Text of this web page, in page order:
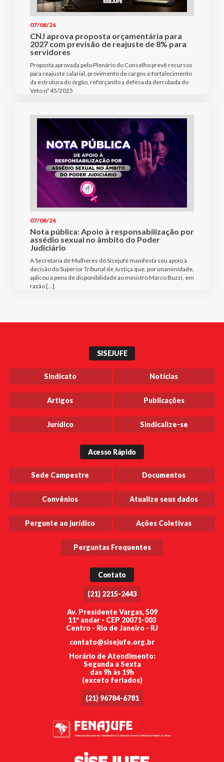
07/08/26
CNJ aprova proposta orçamentária para
2027 com previsão de reajuste de 8% para
servidores
Proposta aprovada pelo Plenário do Conselho prevê recursos
para reajuste salarial, provimento de cargos e fortalecimento
da estrutura do órgão, reforçando a defesa da derrubada do
Veto nº 45/2025
07/08/26
Nota pública: Apoio à responsabilização por
assédio sexual no âmbito do Poder
Judiciário
A Secretaria de Mulheres do Sisejufe manifesta seu apoio à
decisão do Superior Tribunal de Justiça que, por unanimidade,
aplicou a pena de disponibilidade ao ministro Marco Buzzi, em
razão […]
SISEJUFE
Sindicato Notícias
Artigos Publicações
Jurídico Sindicalize-se
Acesso Rápido
Sede Campestre Documentos
Convênios Atualize seus dados
Pergunte ao jurídico Ações Coletivas
Perguntas Frequentes
Contato
(21) 2215-2443
Av. Presidente Vargas, 509
11º andar - CEP 20071-003
Centro - Rio de Janeiro - RJ
contato@sisejufe.org.br
Horário de Atendimento:
Segunda a Sexta
das 9h às 19h
(exceto feriados)
(21) 96784-6781